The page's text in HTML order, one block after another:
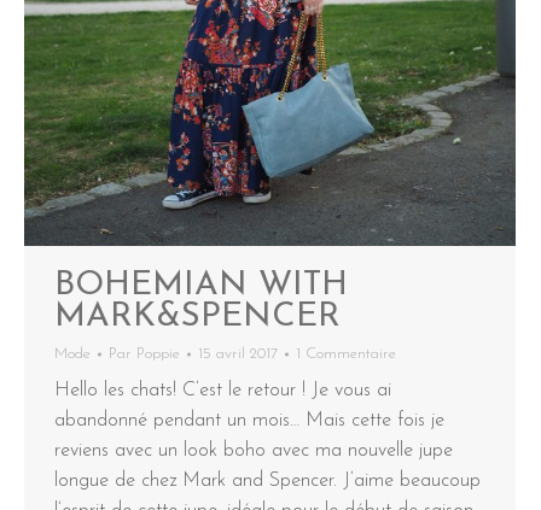
BOHEMIAN WITH
MARK&SPENCER
Mode Par Poppie 15 avril 2017 1 Commentaire
Hello les chats! C’est le retour ! Je vous ai
abandonné pendant un mois… Mais cette fois je
reviens avec un look boho avec ma nouvelle jupe
longue de chez Mark and Spencer. J’aime beaucoup